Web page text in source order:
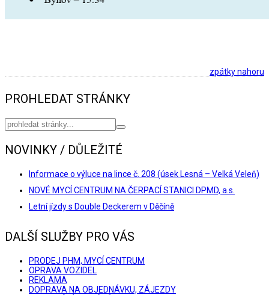
zpátky nahoru
PROHLEDAT STRÁNKY
NOVINKY / DŮLEŽITÉ
Informace o výluce na lince č. 208 (úsek Lesná – Velká Veleň)
NOVÉ MYCÍ CENTRUM NA ČERPACÍ STANICI DPMD, a.s.
Letní jízdy s Double Deckerem v Děčíně
DALŠÍ SLUŽBY PRO VÁS
PRODEJ PHM, MYCÍ CENTRUM
OPRAVA VOZIDEL
REKLAMA
DOPRAVA NA OBJEDNÁVKU, ZÁJEZDY